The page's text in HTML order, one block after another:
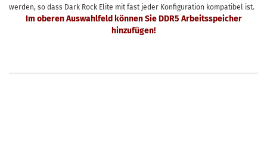
werden, so dass Dark Rock Elite mit fast jeder Konfiguration kompatibel ist.
Im oberen Auswahlfeld können Sie DDR5 Arbeitsspeicher
hinzufügen!